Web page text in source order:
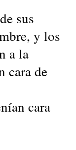
sus
y los
a la
cara de
cara